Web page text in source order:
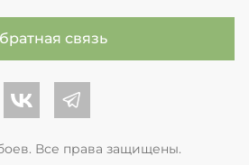
связь
Центр обоев во Вконтакте
Центр обоев в Телеграме
Все права защищены.